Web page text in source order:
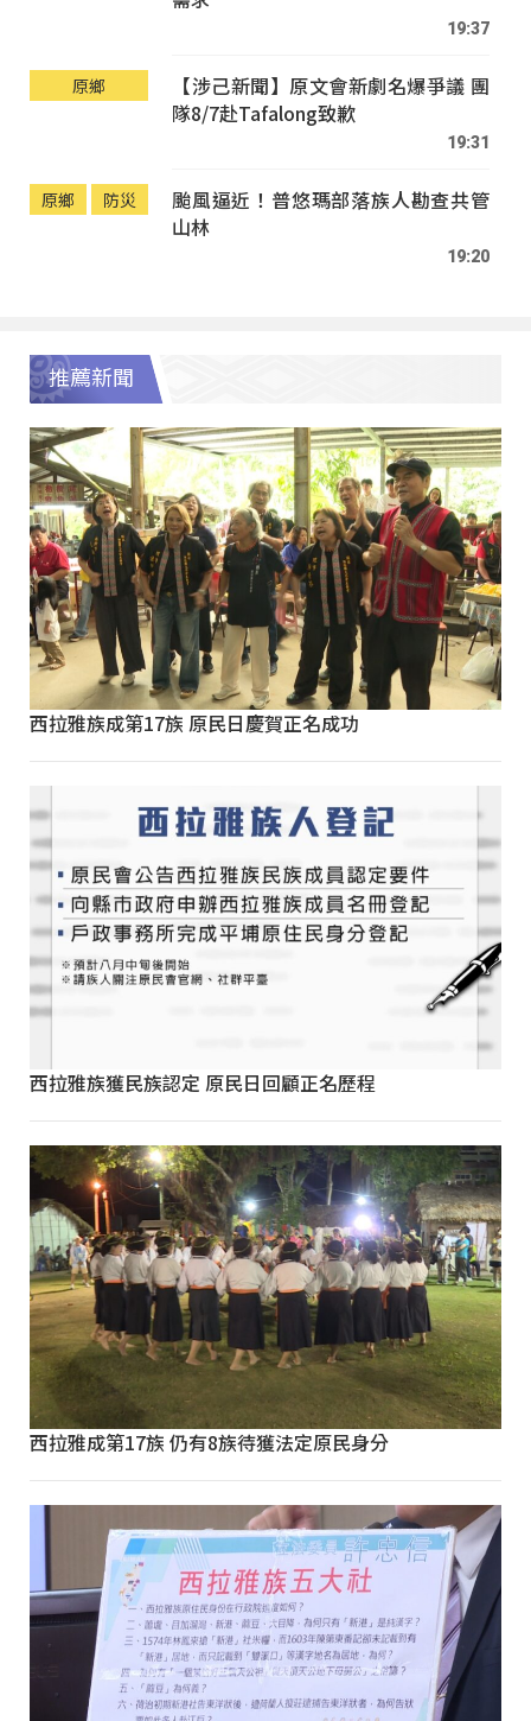
19:37
原鄉
【涉己新聞】原文會新劇名爆爭議 團
隊8/7赴Tafalong致歉
19:31
原鄉 防災
颱風逼近！普悠瑪部落族人勘查共管
山林
19:20
推薦新聞
西拉雅族成第17族 原民日慶賀正名成功
西拉雅族獲民族認定 原民日回顧正名歷程
西拉雅成第17族 仍有8族待獲法定原民身分